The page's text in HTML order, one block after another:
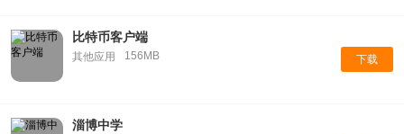
比特币客户端
其他应用 156MB 下载
淄博中学